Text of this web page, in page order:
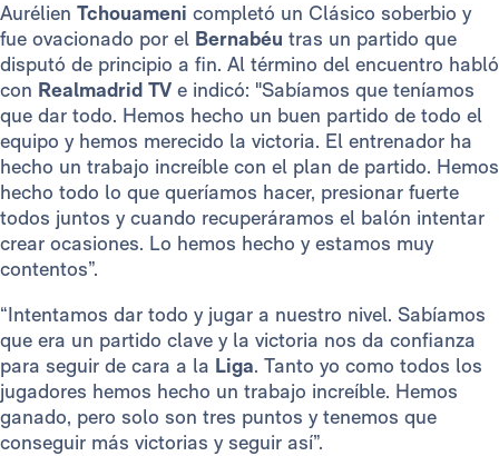
Aurélien Tchouameni completó un Clásico soberbio y
fue ovacionado por el Bernabéu tras un partido que
disputó de principio a fin. Al término del encuentro habló
con Realmadrid TV e indicó: "Sabíamos que teníamos
que dar todo. Hemos hecho un buen partido de todo el
equipo y hemos merecido la victoria. El entrenador ha
hecho un trabajo increíble con el plan de partido. Hemos
hecho todo lo que queríamos hacer, presionar fuerte
todos juntos y cuando recuperáramos el balón intentar
crear ocasiones. Lo hemos hecho y estamos muy
contentos”.
“Intentamos dar todo y jugar a nuestro nivel. Sabíamos
que era un partido clave y la victoria nos da confianza
para seguir de cara a la Liga. Tanto yo como todos los
jugadores hemos hecho un trabajo increíble. Hemos
ganado, pero solo son tres puntos y tenemos que
conseguir más victorias y seguir así”.